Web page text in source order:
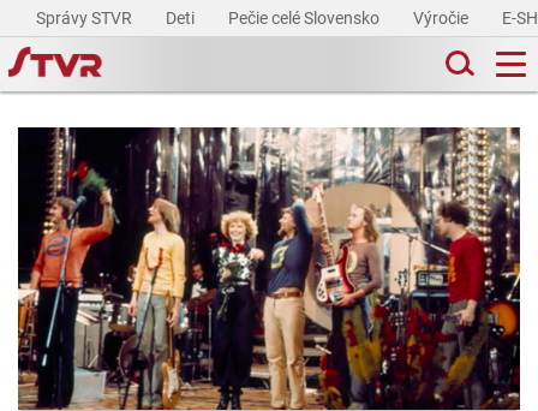
Správy STVR Deti Pečie celé Slovensko Výročie E-